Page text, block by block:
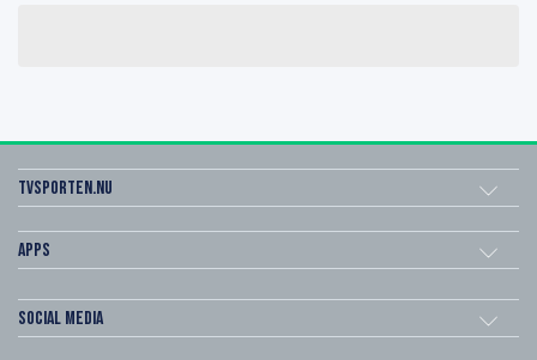
Tvsporten.nu
Apps
Social Media